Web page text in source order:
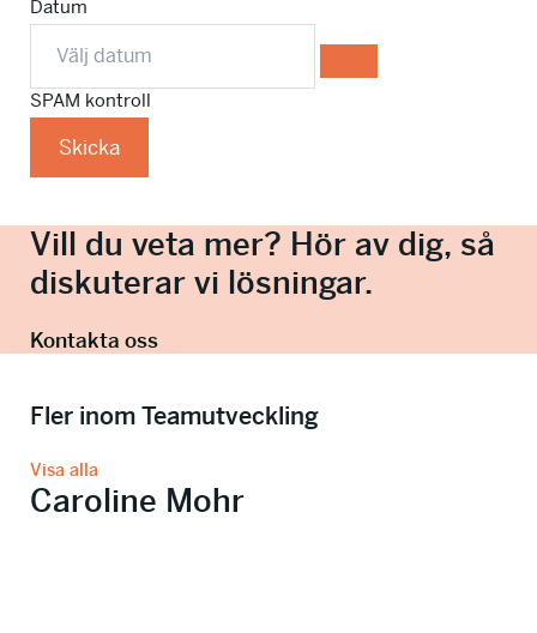
Datum
SPAM kontroll
Skicka
Vill du veta mer? Hör av dig, så
diskuterar vi lösningar.
Kontakta oss
Fler inom Teamutveckling
Visa alla
Caroline Mohr